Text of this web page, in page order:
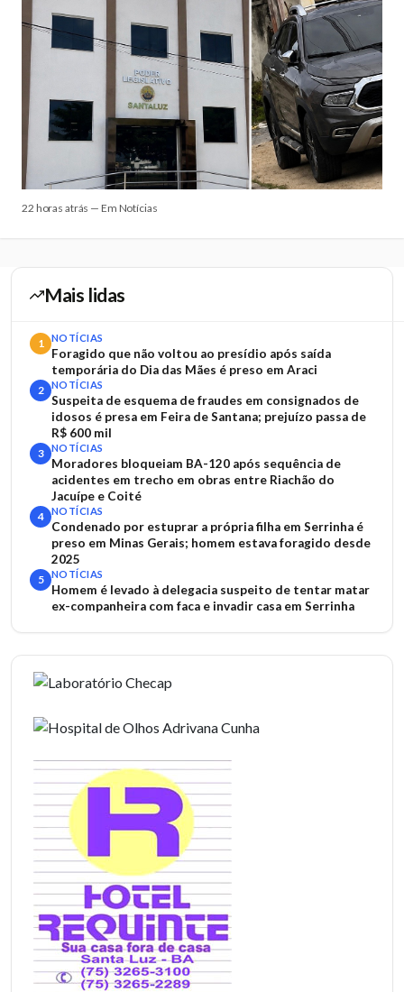
22 horas atrás — Em Notícias
Mais lidas
1 NOTÍCIAS
Foragido que não voltou ao presídio após saída
temporária do Dia das Mães é preso em Araci
2 NOTÍCIAS
Suspeita de esquema de fraudes em consignados de
idosos é presa em Feira de Santana; prejuízo passa de
R$ 600 mil
3 NOTÍCIAS
Moradores bloqueiam BA-120 após sequência de
acidentes em trecho em obras entre Riachão do
Jacuípe e Coité
4 NOTÍCIAS
Condenado por estuprar a própria filha em Serrinha é
preso em Minas Gerais; homem estava foragido desde
2025
5 NOTÍCIAS
Homem é levado à delegacia suspeito de tentar matar
ex-companheira com faca e invadir casa em Serrinha